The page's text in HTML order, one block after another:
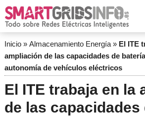
Inicio» Almacenamiento Energía» El ITE
ampliación de las capacidades de
autonomía de vehículos eléctricos
El ITE trabaja en la
de las capacidades